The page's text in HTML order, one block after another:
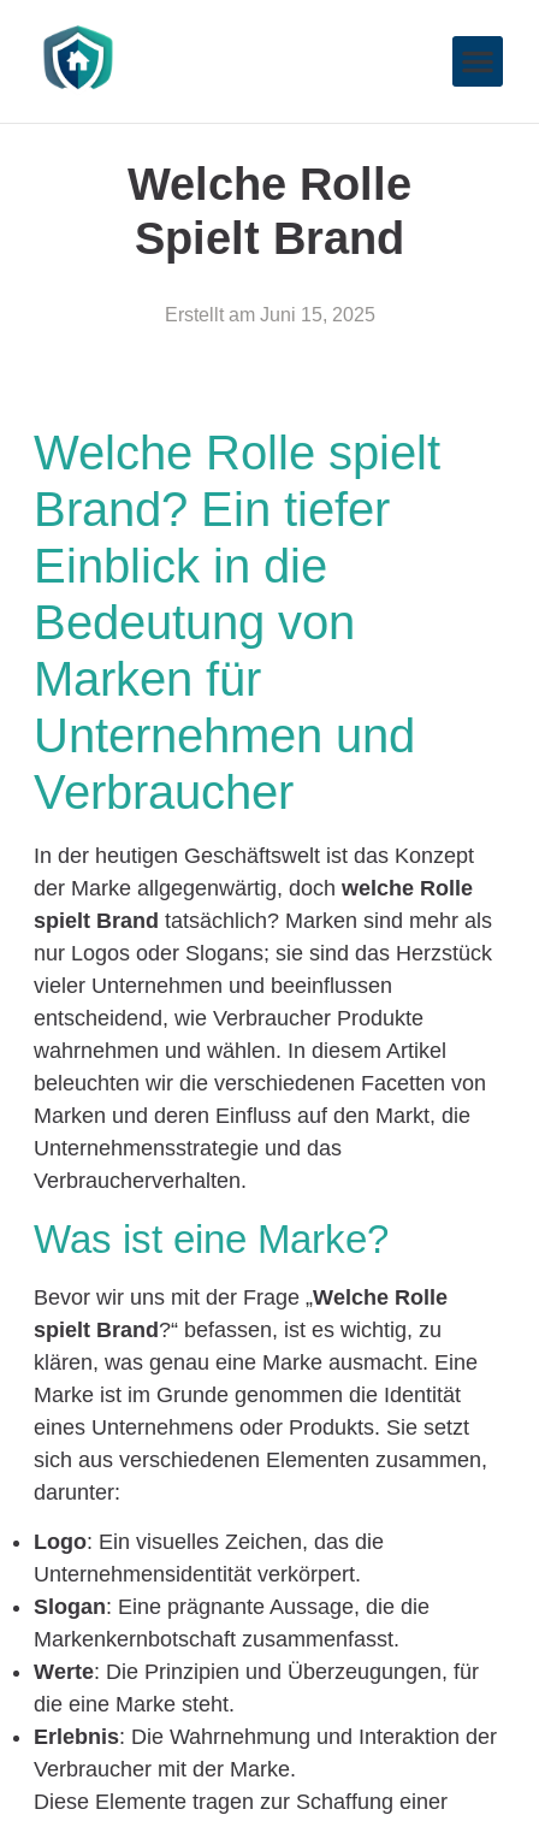
Welche Rolle
Spielt Brand
Erstellt am Juni 15, 2025
Welche Rolle spielt
Brand? Ein tiefer
Einblick in die
Bedeutung von
Marken für
Unternehmen und
Verbraucher
In der heutigen Geschäftswelt ist das Konzept
der Marke allgegenwärtig, doch welche Rolle
spielt Brand tatsächlich? Marken sind mehr als
nur Logos oder Slogans; sie sind das Herzstück
vieler Unternehmen und beeinflussen
entscheidend, wie Verbraucher Produkte
wahrnehmen und wählen. In diesem Artikel
beleuchten wir die verschiedenen Facetten von
Marken und deren Einfluss auf den Markt, die
Unternehmensstrategie und das
Verbraucherverhalten.
Was ist eine Marke?
Bevor wir uns mit der Frage „Welche Rolle
spielt Brand?“ befassen, ist es wichtig, zu
klären, was genau eine Marke ausmacht. Eine
Marke ist im Grunde genommen die Identität
eines Unternehmens oder Produkts. Sie setzt
sich aus verschiedenen Elementen zusammen,
darunter:
Logo: Ein visuelles Zeichen, das die
Unternehmensidentität verkörpert.
Slogan: Eine prägnante Aussage, die die
Markenkernbotschaft zusammenfasst.
Werte: Die Prinzipien und Überzeugungen, für
die eine Marke steht.
Erlebnis: Die Wahrnehmung und Interaktion der
Verbraucher mit der Marke.
Diese Elemente tragen zur Schaffung einer